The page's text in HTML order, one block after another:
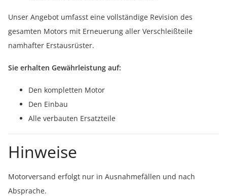
Unser Angebot umfasst eine vollständige Revision des
gesamten Motors mit Erneuerung aller Verschleißteile
namhafter Erstausrüster.
Sie erhalten Gewährleistung auf:
Den kompletten Motor
Den Einbau
Alle verbauten Ersatzteile
Hinweise
Motorversand erfolgt nur in Ausnahmefällen und nach
Absprache.